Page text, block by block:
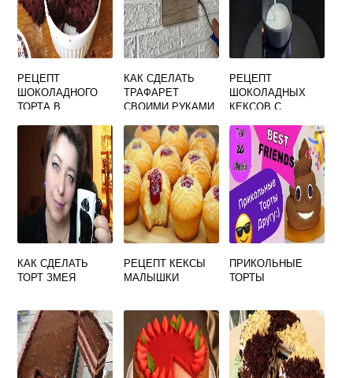
РЕЦЕПТ
ШОКОЛАДНОГО
ТОРТА В
ЗА 10 МИНУТ
КАК СДЕЛАТЬ
ТРАФАРЕТ
СВОИМИ РУКАМИ
РЕЦЕПТ
ШОКОЛАДНЫХ
КЕКСОВ С
КАК СДЕЛАТЬ
ТОРТ ЗМЕЯ
РЕЦЕПТ КЕКСЫ
МАЛЫШКИ
ПРИКОЛЬНЫЕ
ТОРТЫ